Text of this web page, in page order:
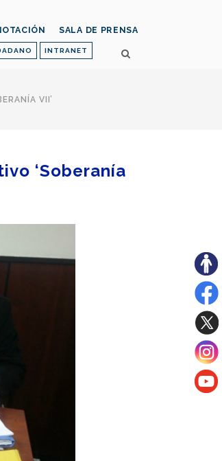
INTRANET
SALA DE PRENSA
VII’
‘Soberanía